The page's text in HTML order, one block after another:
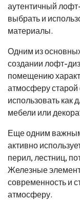
аутентичный
выбрать и
материалы.
Одним из
создании лофт-
помещению
атмосферу
использовать как
мебели или
Еще одним
активно
перил, лестниц,
Железные
современность и
атмосферу.